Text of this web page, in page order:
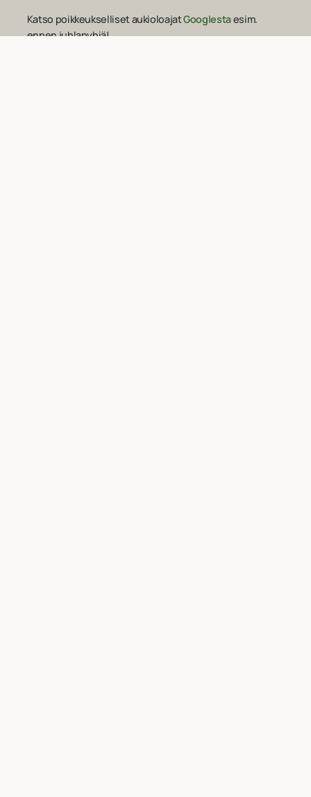
Katso poikkeukselliset aukioloajatGooglestaesim.
ennen juhlapyhiä!‍